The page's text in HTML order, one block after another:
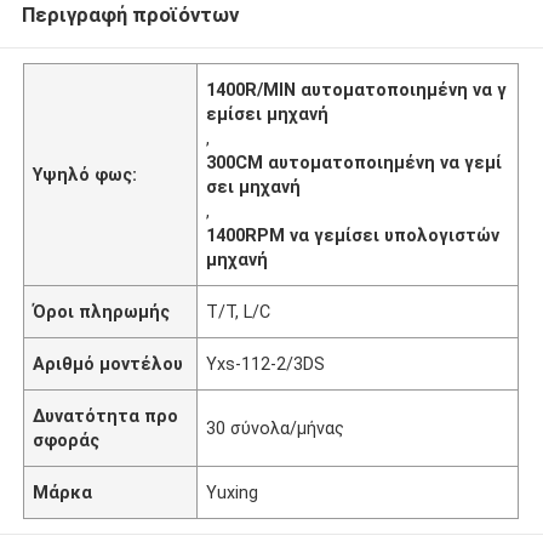
Περιγραφή προϊόντων
Υψηλό φως:
1400R/MIN αυτοματοποιημένη να γ
εμίσει μηχανή
,
300CM αυτοματοποιημένη να γεμί
σει μηχανή
,
1400RPM να γεμίσει υπολογιστών
μηχανή
Όροι πληρωμής T/T, L/C
Αριθμό μοντέλου Yxs-112-2/3DS
Δυνατότητα προ
σφοράς
30 σύνολα/μήνας
Μάρκα Yuxing